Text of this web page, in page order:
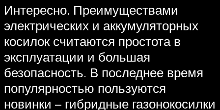
Интересно. Преимуществами
электрических и аккумуляторных
косилок считаются простота в
эксплуатации и большая
безопасность. В последнее время
популярностью пользуются
новинки – гибридные газонокосилки